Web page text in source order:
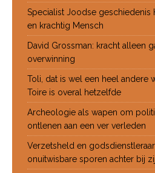
Specialist Joodse geschiedenis
en krachtig Mensch
David Grossman: kracht alleen
overwinning
Toli, dat is wel een heel andere
Toire is overal hetzelfde
Archeologie als wapen om
ontlenen aan een ver verleden
Verzetsheld en
onuitwisbare sporen achter bij